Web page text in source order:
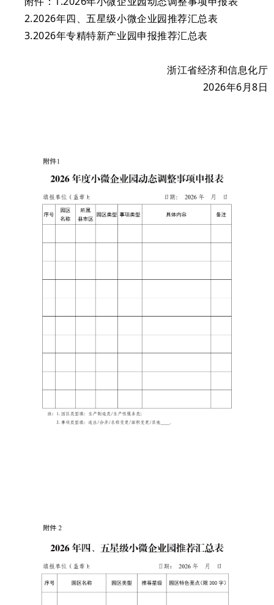
2.2026年四、五星级小微企业园推荐汇总表
3.2026年专精特新产业园申报推荐汇总表
浙江省经济和信息化厅
2026年6月8日